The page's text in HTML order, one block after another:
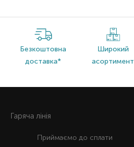
Безкоштовна
доставка*
Широкий
асортимент
Гаряча лiнiя
Приймаємо до сплати